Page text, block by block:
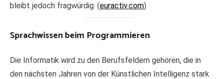
bleibt jedoch fragwürdig. (euractiv.com)
Sprachwissen beim Programmieren
Die Informatik wird zu den Berufsfeldern gehören, die in
den nächsten Jahren von der Künstlichen Intelligenz stark